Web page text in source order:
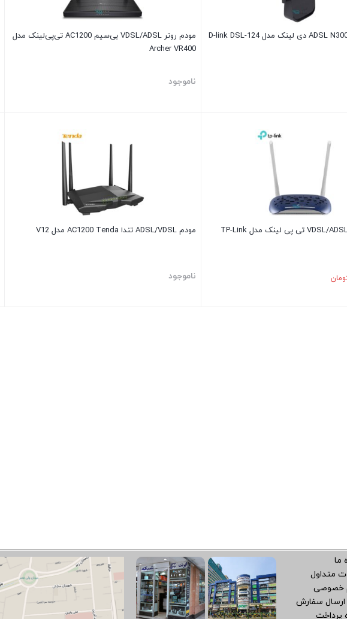
مودم روتر VDSL/ADSL بی‌سیم AC1200 تی‌پی‌لینک مدل
Archer VR400
ناموجود
مودم وایرلس VDSL/ADSL تی پی لینک مدل TP-Link
مودم ADSL/VDSL تندا AC1200 Tenda مدل V12
ناموجود
ما
متداول
خصوصی
ارسال سفارش
پرداخت